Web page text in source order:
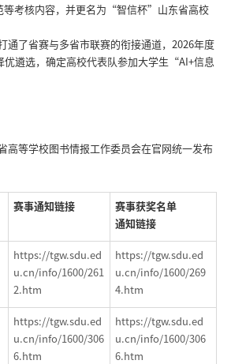
等考核内容，并更名为“智信杯”山东省高校
通了省赛与多省市联赛的衔接通道， 2026年度
优遴选，确定高校代表队参加大学生“AI+信息
高等学校图书情报工作委员会在官网统一发布
赛事通知链接
赛事获奖名单
通知链接
https://tgw.sdu.ed
u.cn/info/1600/261
2.htm
https://tgw.sdu.ed
u.cn/info/1600/269
4.htm
https://tgw.sdu.ed
u.cn/info/1600/306
6.htm
https://tgw.sdu.ed
u.cn/info/1600/306
6.htm